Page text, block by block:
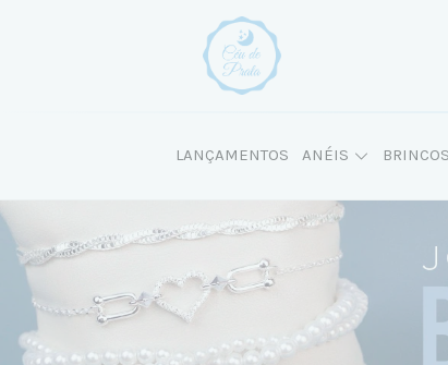
LANÇAMENTOS ANÉIS BRINCOS